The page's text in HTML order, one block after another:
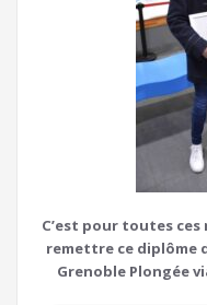
C’est pour toutes ces
remettre ce diplôme
Grenoble Plongée